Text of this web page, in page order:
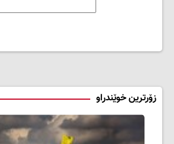
زۆرترین خوێندراو